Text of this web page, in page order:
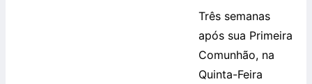
Três semanas
após sua Primeira
Comunhão, na
Quinta-Feira